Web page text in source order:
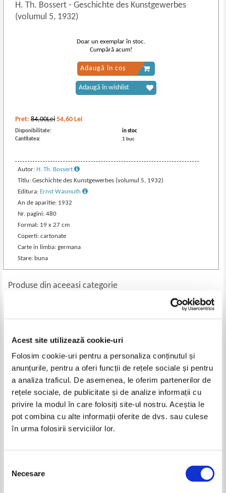
Acest site utilizează cookie-uri
Folosim cookie-uri pentru a personaliza conținutul și
anunțurile, pentru a oferi funcții de rețele sociale și pentru
a analiza traficul. De asemenea, le oferim partenerilor de
rețele sociale, de publicitate și de analize informații cu
privire la modul în care folosiți site-ul nostru. Aceștia le
pot combina cu alte informații oferite de dvs. sau culese
în urma folosirii serviciilor lor.
consimțământului
Necesare
H. Th. Bossert- Geschichte des Kunstgewerbes
(volumul 5, 1932)
Pret:84,00Lei 54,60 Lei
Disponibilitate:
in stoc
Cantitatea:
1 buc
Autor: H. Th. Bossert
Titlu: Geschichte des Kunstgewerbes (volumul 5, 1932)
Editura: Ernst Wasmuth
An de aparitie: 1932
Nr. pagini: 480
Format: 19 x 27 cm
Coperti: cartonate
Carte in limba: germana
Stare: buna
Doar un exemplar în stoc.
Cumpără acum!
Adaugă în coș
Adaugă în wishlist
Produse din aceeasi categorie
Anthony Read, David Fisher -
Stalin and the Nazi-Soviet pact
Philippe Aries, Georges Duby -
-35%